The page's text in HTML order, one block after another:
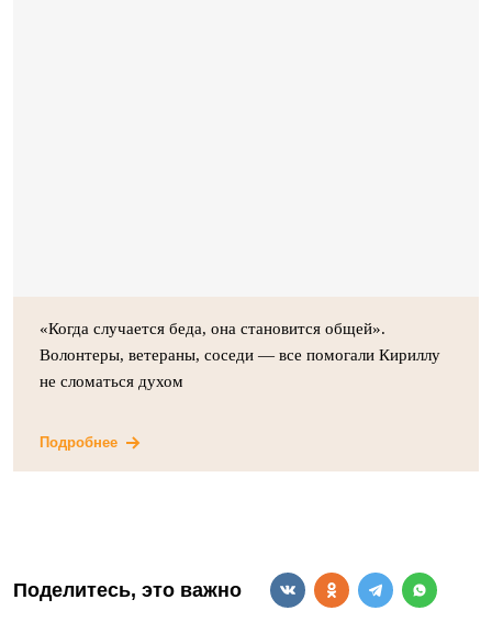
«Когда случается беда, она становится общей».
Волонтеры, ветераны, соседи — все помогали Кириллу
не сломаться духом
Подробнее
Поделитесь, это важно